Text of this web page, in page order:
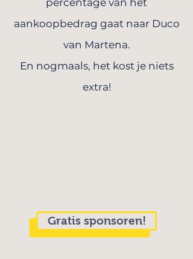
percentage van het
aankoopbedrag gaat naar Duco
van Martena.
En nogmaals, het kost je niets
extra!
Gratis sponsoren!